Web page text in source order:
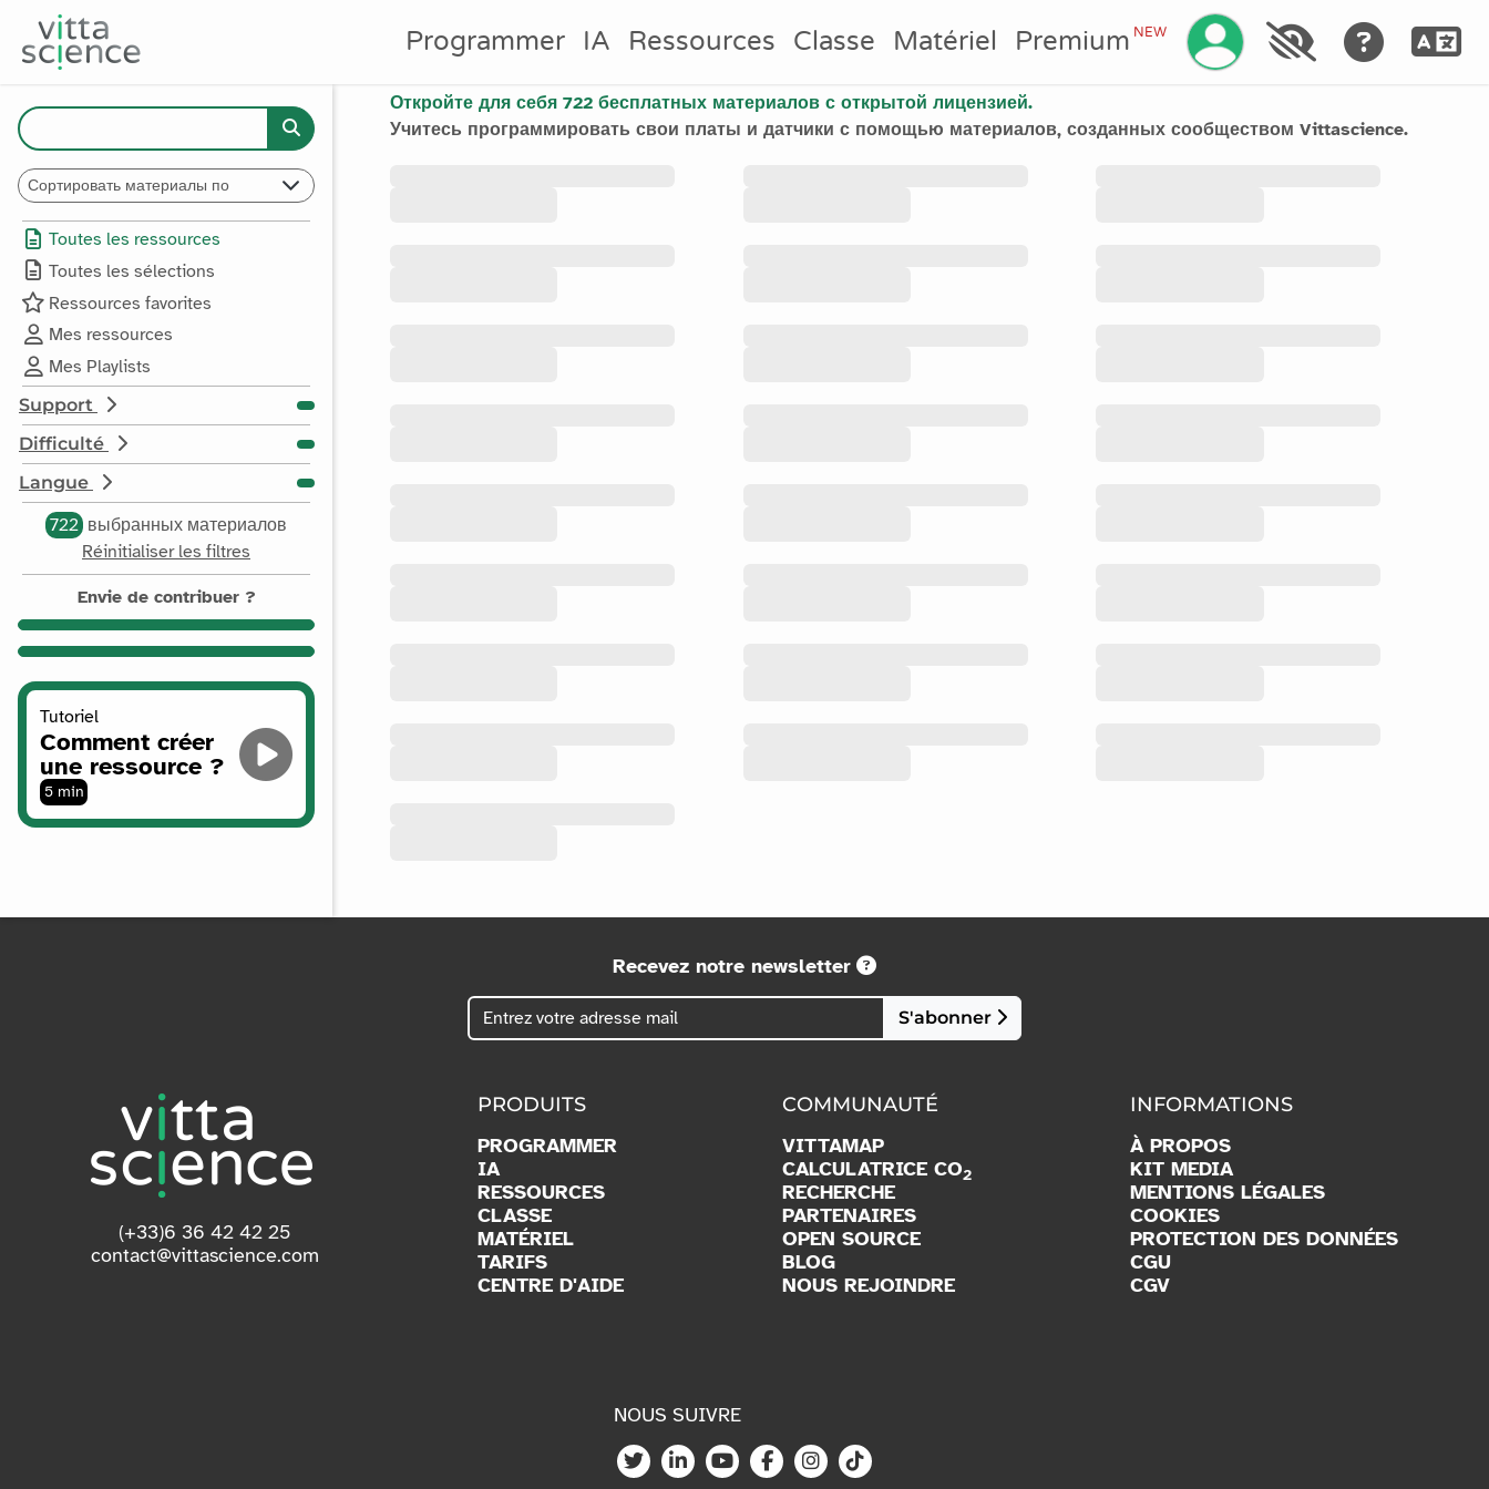
Programmer IA Ressources Classe Matériel PremiumNEW
Vittascience Ressources
Toutes les ressources
Toutes les sélections
Ressources favorites
Mes ressources
Mes Playlists
Support
Difficulté
Langue
722 выбранных материалов
Réinitialiser les filtres
Envie de contribuer ?
Tutoriel
Comment créer
une ressource ?
5 min
Откройте для себя 722 бесплатных материалов с открытой лицензией.
Учитесь программировать свои платы и датчики с помощью материалов, созданных сообществом Vittascience.
Recevez notre newsletter
S'abonner
(+33)6 36 42 42 25
contact@vittascience.com
PRODUITS
PROGRAMMER
IA
RESSOURCES
CLASSE
MATÉRIEL
TARIFS
CENTRE D'AIDE
COMMUNAUTÉ
VITTAMAP
CALCULATRICE CO2
RECHERCHE
PARTENAIRES
OPEN SOURCE
BLOG
NOUS REJOINDRE
INFORMATIONS
À PROPOS
KIT MEDIA
MENTIONS LÉGALES
COOKIES
PROTECTION DES DONNÉES
CGU
CGV
NOUS SUIVRE